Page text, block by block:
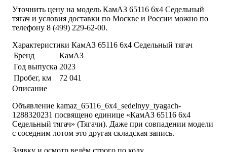
Уточнить цену на модель КамАЗ 65116 6x4 Седельный
тягач и условия доставки по Москве и России можно по
телефону 8 (499) 229-62-00.
Характеристики КамАЗ 65116 6x4 Седельный тягач
Бренд
КамАЗ
Год выпуска 2023
Пробег, км
72 041
Описание
Объявление kamaz_65116_6x4_sedelnyy_tyagach-
1288320231 посвящено единице «КамАЗ 65116 6x4
Седельный тягач» (Тягачи). Даже при совпадении модели
с соседним лотом это другая складская запись.
Заявку и осмотр ведём строго по коду